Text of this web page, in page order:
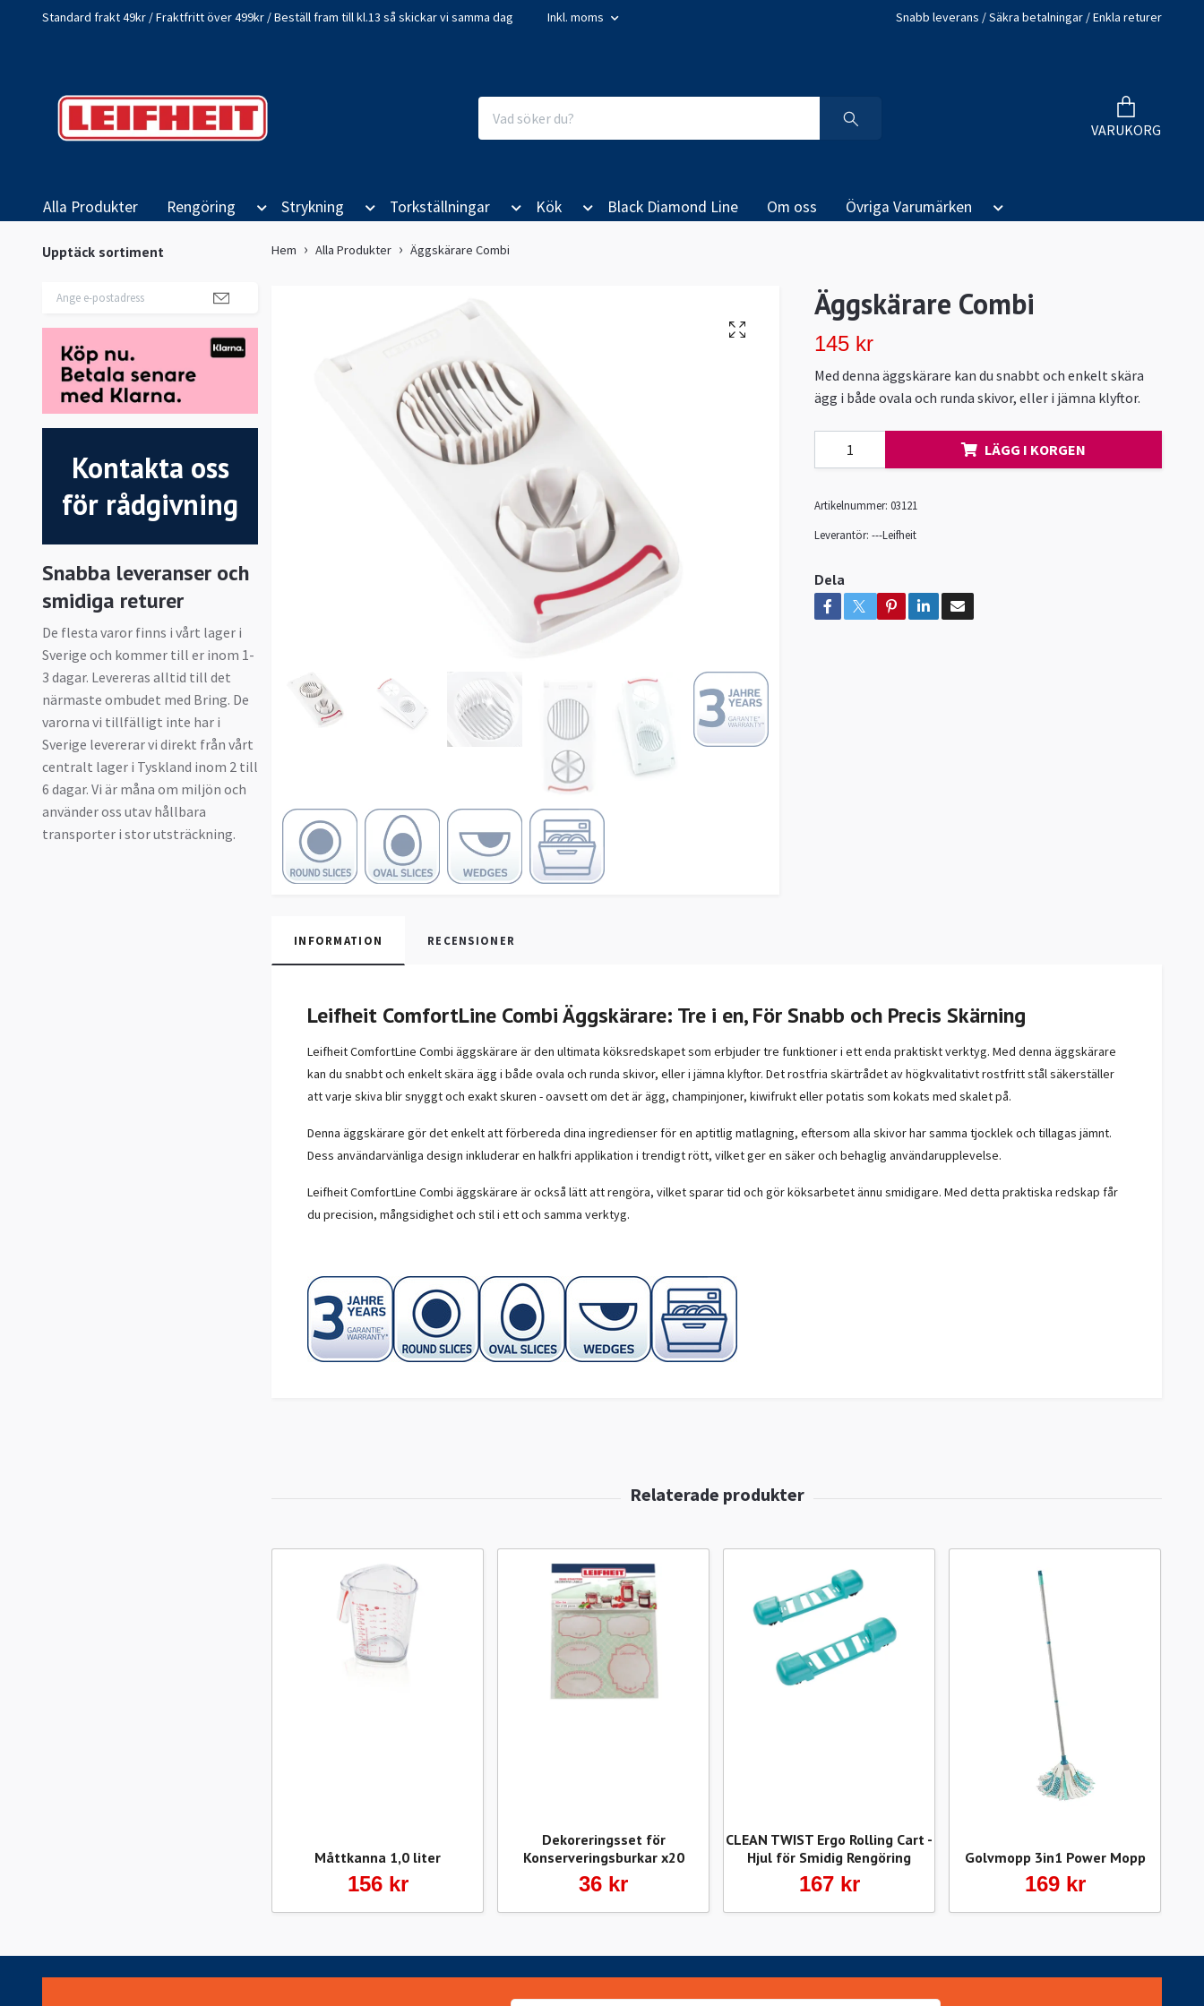
Standard frakt 49kr / Fraktfritt över 499kr / Beställ fram till kl.13 så skickar vi samma dag Inkl. moms Snabb leverans / Säkra betalningar / Enkla returer
VARUKORG
Alla Produkter Rengöring Strykning Torkställningar Kök Black Diamond Line Om oss Övriga Varumärken
Upptäck sortiment
Kontakta oss
för rådgivning
Snabba leveranser och
smidiga returer
De flesta varor finns i vårt lager i
Sverige och kommer till er inom 1-
3 dagar. Levereras alltid till det
närmaste ombudet med Bring. De
varorna vi tillfälligt inte har i
Sverige levererar vi direkt från vårt
centralt lager i Tyskland inom 2 till
6 dagar. Vi är måna om miljön och
använder oss utav hållbara
transporter i stor utsträckning.
Hem Alla Produkter Äggskärare Combi
Äggskärare Combi
145 kr
Med denna äggskärare kan du snabbt och enkelt skära
ägg i både ovala och runda skivor, eller i jämna klyftor.
LÄGG I KORGEN
Artikelnummer: 03121
Leverantör: ---Leifheit
Dela
INFORMATION RECENSIONER
Leifheit ComfortLine Combi Äggskärare: Tre i en, För Snabb och Precis Skärning
Leifheit ComfortLine Combi äggskärare är den ultimata köksredskapet som erbjuder tre funktioner i ett enda praktiskt verktyg. Med denna äggskärare
kan du snabbt och enkelt skära ägg i både ovala och runda skivor, eller i jämna klyftor. Det rostfria skärtrådet av högkvalitativt rostfritt stål säkerställer
att varje skiva blir snyggt och exakt skuren - oavsett om det är ägg, champinjoner, kiwifrukt eller potatis som kokats med skalet på.
Denna äggskärare gör det enkelt att förbereda dina ingredienser för en aptitlig matlagning, eftersom alla skivor har samma tjocklek och tillagas jämnt.
Dess användarvänliga design inkluderar en halkfri applikation i trendigt rött, vilket ger en säker och behaglig användarupplevelse.
Leifheit ComfortLine Combi äggskärare är också lätt att rengöra, vilket sparar tid och gör köksarbetet ännu smidigare. Med detta praktiska redskap får
du precision, mångsidighet och stil i ett och samma verktyg.
Måttkanna 1,0 liter
156 kr
Dekoreringsset för
Konserveringsburkar x20
36 kr
CLEAN TWIST Ergo Rolling Cart -
Hjul för Smidig Rengöring
167 kr
Golvmopp 3in1 Power Mopp
169 kr